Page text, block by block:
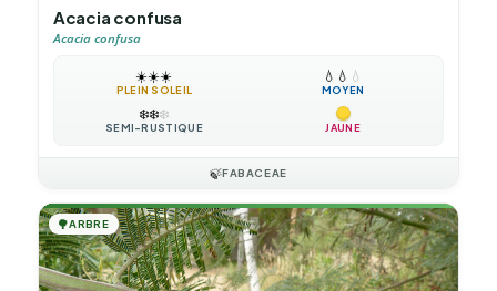
Acacia confusa
Acacia confusa
☀️☀️☀️
PLEIN SOLEIL
💧 💧 💧
MOYEN
❄️❄️❄️
SEMI-RUSTIQUE JAUNE
🍃FABACEAE
🌳ARBRE